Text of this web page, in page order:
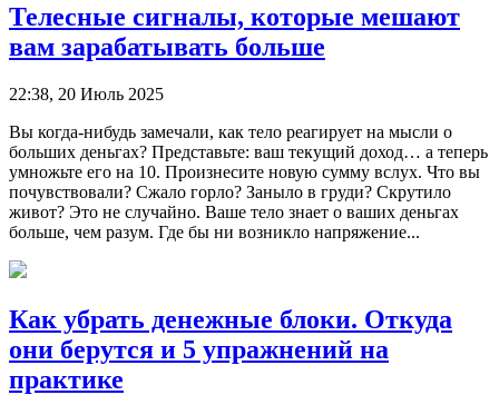
Телесные сигналы, которые мешают
вам зарабатывать больше
22:38, 20 Июль 2025
Вы когда-нибудь замечали, как тело реагирует на мысли о
больших деньгах? Представьте: ваш текущий доход… а теперь
умножьте его на 10. Произнесите новую сумму вслух. Что вы
почувствовали? Сжало горло? Заныло в груди? Скрутило
живот? Это не случайно. Ваше тело знает о ваших деньгах
больше, чем разум. Где бы ни возникло напряжение...
Как убрать денежные блоки. Откуда
они берутся и 5 упражнений на
практике